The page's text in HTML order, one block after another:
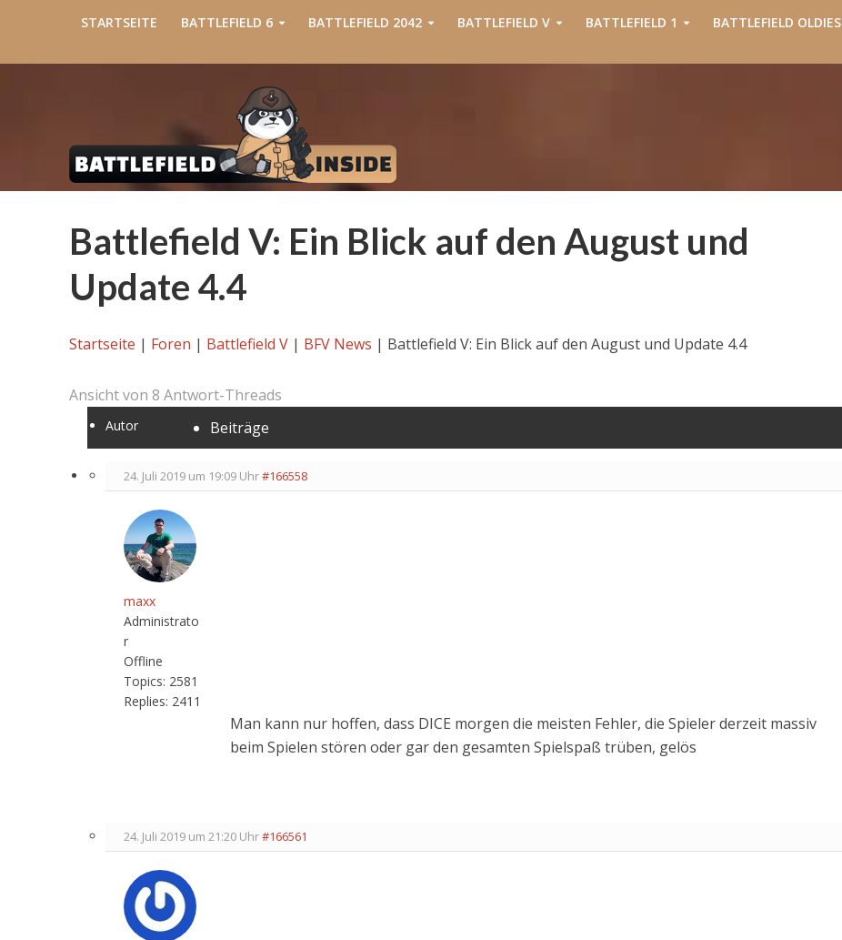
STARTSEITE BATTLEFIELD 6 BATTLEFIELD 2042 BATTLEFIELD V BATTLEFIELD 1 BATTLEFIELD OLDIES
Battlefield V: Ein Blick auf den August und
Update 4.4
Startseite | Foren | Battlefield V | BFV News | Battlefield V: Ein Blick auf den August und Update 4.4
Ansicht von 8 Antwort-Threads
Autor Beiträge
24. Juli 2019 um 19:09 Uhr#166558
maxx
Administrato
r
Offline
Topics: 2581
Replies: 2411
Man kann nur hoffen, dass DICE morgen die meisten Fehler, die Spieler derzeit massiv
beim Spielen stören oder gar den gesamten Spielspaß trüben, gelös
24. Juli 2019 um 21:20 Uhr#166561